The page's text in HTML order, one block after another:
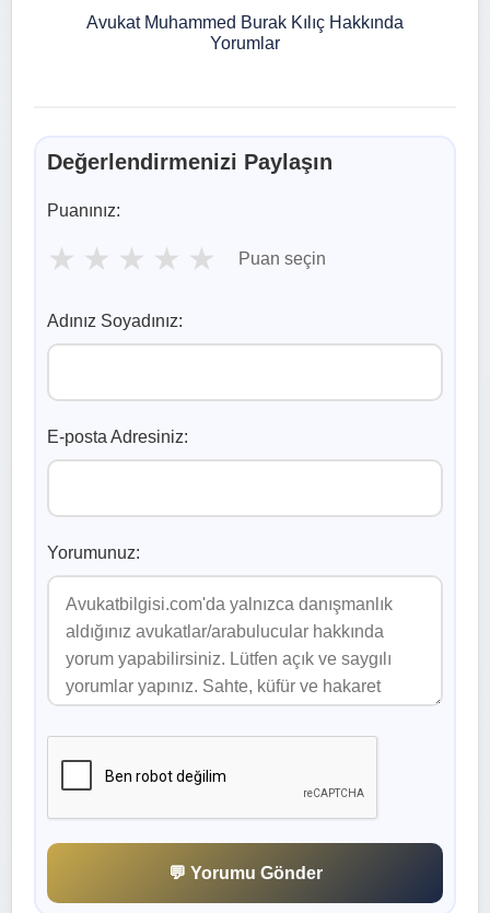
Avukat Muhammed Burak Kılıç Hakkında
Yorumlar
Değerlendirmenizi Paylaşın
Puanınız:
★ ★ ★ ★ ★ Puan seçin
Adınız Soyadınız:
E-posta Adresiniz:
Yorumunuz:
💬 Yorumu Gönder